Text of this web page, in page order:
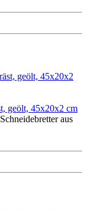
geölt, 45x20x2 cm
aus